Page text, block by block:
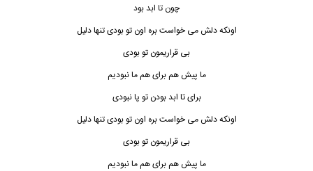
چون تا ابد بود
اونکه دلش می خواست بره اون تو بودی تنها دلیل
بی قراریمون تو بودی
ما پیش هم برای هم ما نبودیم
برای تا ابد بودن تو پا نبودی
اونکه دلش می خواست بره اون تو بودی تنها دلیل
بی قراریمون تو بودی
ما پیش هم برای هم ما نبودیم